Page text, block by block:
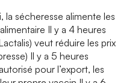
la sécheresse alimente les
Il y a 4 heures
veut réduire les prix
Il y a 5 heures
pour l’export, les